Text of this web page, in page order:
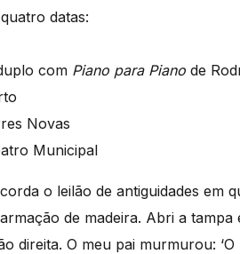
datas:
com Piano para Piano de
Novas
Municipal
o leilão de antiguidades em
de madeira. Abri a tampa
direita. O meu pai murmurou: